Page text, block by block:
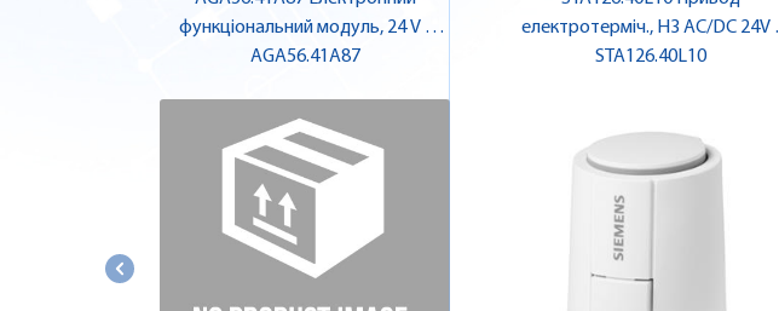
функціональний модуль, 24 V |
SIEMENS
AGA56.41A87
електротерміч., НЗ AC/DC 24V |
SIEMENS
STA126.40L10